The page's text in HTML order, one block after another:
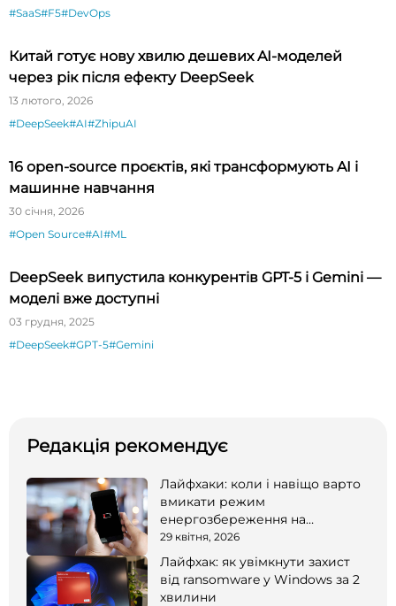
#SaaS#F5#DevOps
Китай готує нову хвилю дешевих AI-моделей
через рік після ефекту DeepSeek
13 лютого, 2026
#DeepSeek#AI#ZhipuAI
16 open-source проєктів, які трансформують AI і
машинне навчання
30 січня, 2026
#Open Source#AI#ML
DeepSeek випустила конкурентів GPT-5 і Gemini —
моделі вже доступні
03 грудня, 2025
#DeepSeek#GPT-5#Gemini
Редакція рекомендує
Лайфхаки: коли і навіщо варто
вмикати режим
енергозбереження на
смартфоні
29 квітня, 2026
Лайфхак: як увімкнути захист
від ransomware у Windows за 2
хвилини